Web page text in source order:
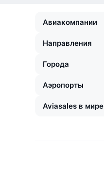
Авиакомпании
Направления
Города
Аэропорты
Aviasales в мире